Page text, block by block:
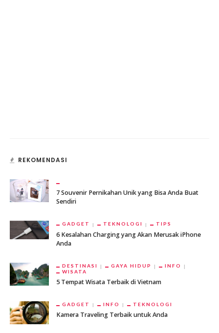
REKOMENDASI
7 Souvenir Pernikahan Unik yang Bisa Anda Buat
Sendiri
GADGET TEKNOLOGI TIPS
6 Kesalahan Charging yang Akan Merusak iPhone
Anda
DESTINASI GAYA HIDUP
INFO
WISATA
5 Tempat Wisata Terbaik di Vietnam
GADGET INFO TEKNOLOGI
Kamera Traveling Terbaik untuk Anda